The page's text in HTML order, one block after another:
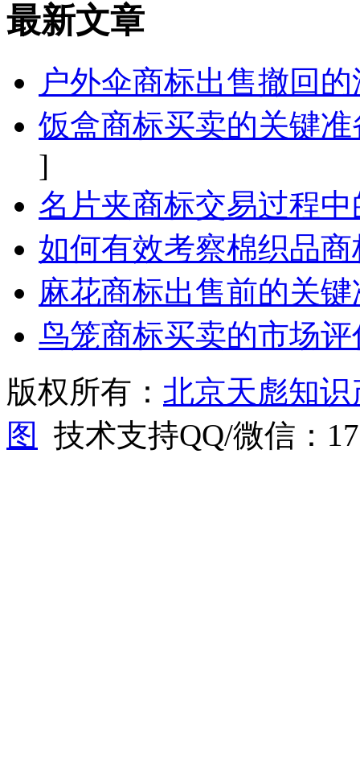
最新文章
户外伞商标出售撤回
饭盒商标买卖的关键
]
名片夹商标交易过程
如何有效考察棉织品
麻花商标出售前的关
鸟笼商标买卖的市场
版权所有： 北京天彪知
图
技术支持QQ/微信：